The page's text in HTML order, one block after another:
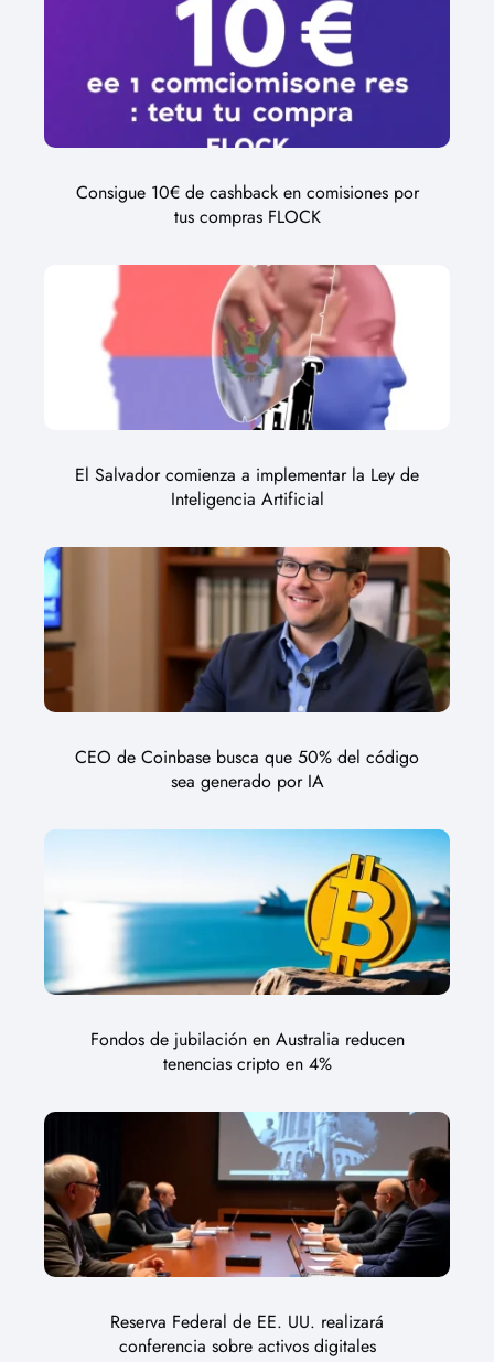
Consigue 10€ de cashback en comisiones por
tus compras FLOCK
El Salvador comienza a implementar la Ley de
Inteligencia Artificial
CEO de Coinbase busca que 50% del código
sea generado por IA
Fondos de jubilación en Australia reducen
tenencias cripto en 4%
Reserva Federal de EE. UU. realizará
conferencia sobre activos digitales